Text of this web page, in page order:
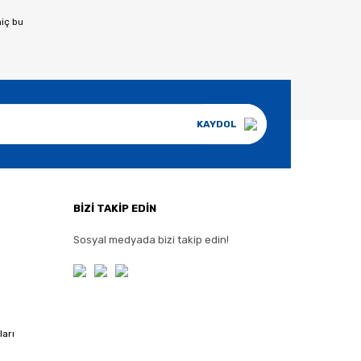
bu
KAYDOL
BİZİ TAKİP EDİN
Sosyal medyada bizi takip edin!